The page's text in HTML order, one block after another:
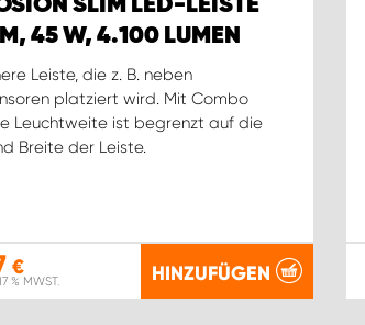
SLIM LED-LEISTE
45 W, 4.100 LUMEN
Leiste, die z. B. neben
platziert wird. Mit Combo
Leuchtweite ist begrenzt auf die
Breite der Leiste.
€
% MWST. HINZUFÜGEN